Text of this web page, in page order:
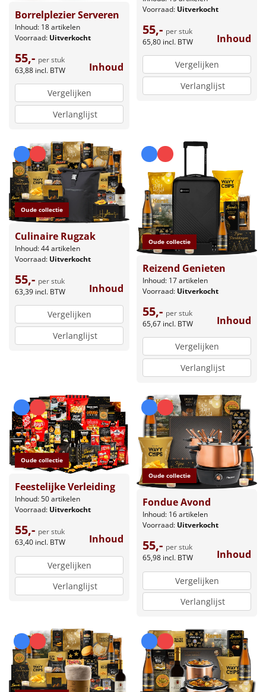
Borrelplezier Serveren
Inhoud: 18 artikelen
Voorraad: Uitverkocht
55,- per stuk
63,88 incl. BTW Inhoud
Vergelijken
Verlanglijst
Voorraad: Uitverkocht
55,- per stuk
65,80 incl. BTW Inhoud
Vergelijken
Verlanglijst
Oude collectie
Culinaire Rugzak
Inhoud: 44 artikelen
Voorraad: Uitverkocht
55,- per stuk
63,39 incl. BTW Inhoud
Vergelijken
Verlanglijst
Oude collectie
Reizend Genieten
Inhoud: 17 artikelen
Voorraad: Uitverkocht
55,- per stuk
65,67 incl. BTW Inhoud
Vergelijken
Verlanglijst
Oude collectie
Feestelijke Verleiding
Inhoud: 50 artikelen
Voorraad: Uitverkocht
55,- per stuk
63,40 incl. BTW Inhoud
Vergelijken
Verlanglijst
Oude collectie
Fondue Avond
Inhoud: 16 artikelen
Voorraad: Uitverkocht
55,- per stuk
65,98 incl. BTW Inhoud
Vergelijken
Verlanglijst